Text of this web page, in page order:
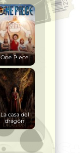
One Piece
La casa del
dragón